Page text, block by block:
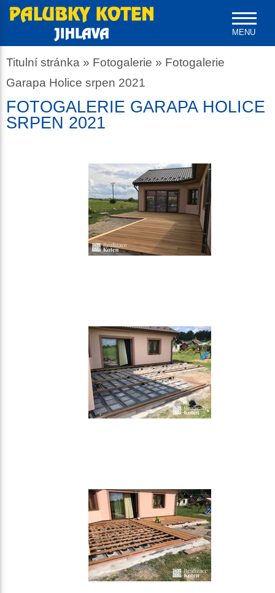
MENU
Titulní stránka » Fotogalerie » Fotogalerie
Garapa Holice srpen 2021
FOTOGALERIE GARAPA HOLICE
SRPEN 2021